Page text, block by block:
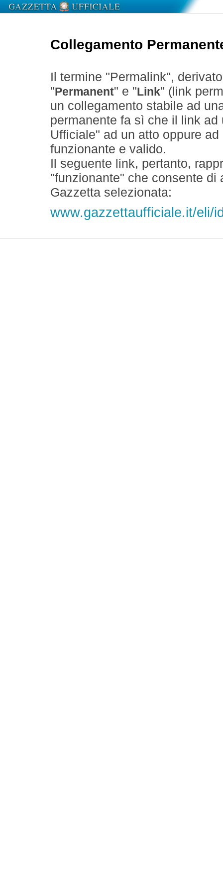
Collegamento
Il termine "Permalink",
" Permanent" e " Link" (link
un collegamento stabile ad
permanente fa sì che il link
Ufficiale" ad un atto oppure
funzionante e valido.
Il seguente link, pertanto,
"funzionante" che consente
Gazzetta selezionata:
www.gazzettaufficiale.it/eli/